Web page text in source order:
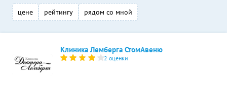
цене рейтингу рядом со мной
Клиника Лемберга СтомАвеню
2 оценки